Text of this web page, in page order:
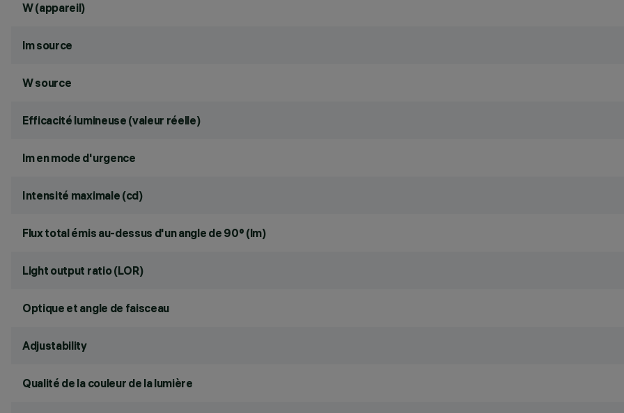
W (appareil)
lm source
W source
Efficacité lumineuse (valeur réelle)
lm en mode d'urgence
Intensité maximale (cd)
Flux total émis au-dessus d'un angle de 90° (lm)
Light output ratio (LOR)
Optique et angle de faisceau
Adjustability
Qualité de la couleur de la lumière